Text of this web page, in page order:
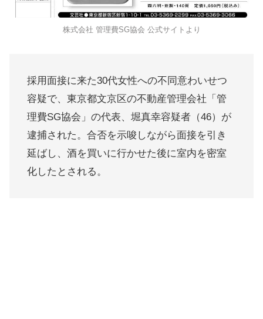
株式会社 管理費SG協会 公式サイトより
採用面接に来た30代女性への不同意わいせつ
容疑で、東京都文京区の不動産管理会社「管
理費SG協会」の代表、堀真幸容疑者（46）が
逮捕された。合否を示唆しながら面接を引き
延ばし、酒を買いに行かせた後に室内を密室
化したとされる。